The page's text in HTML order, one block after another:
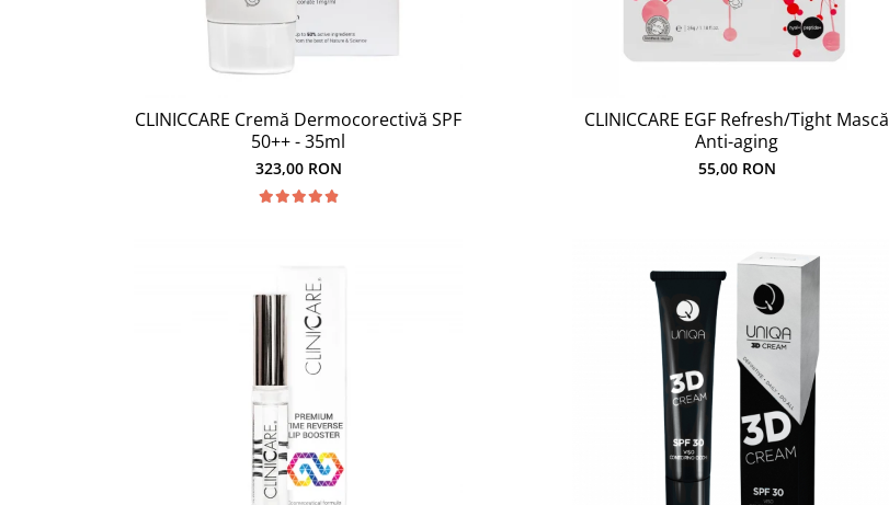
CLINICCARE Cremă Dermocorectivă SPF
50++ - 35ml
323,00 RON
CLINICCARE EGF Refresh/Tight Mască
Anti-aging
55,00 RON